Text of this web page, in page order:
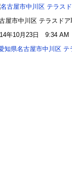
屋市中川区 テラスドア
年10月23日 9:34
知県名古屋市中川区